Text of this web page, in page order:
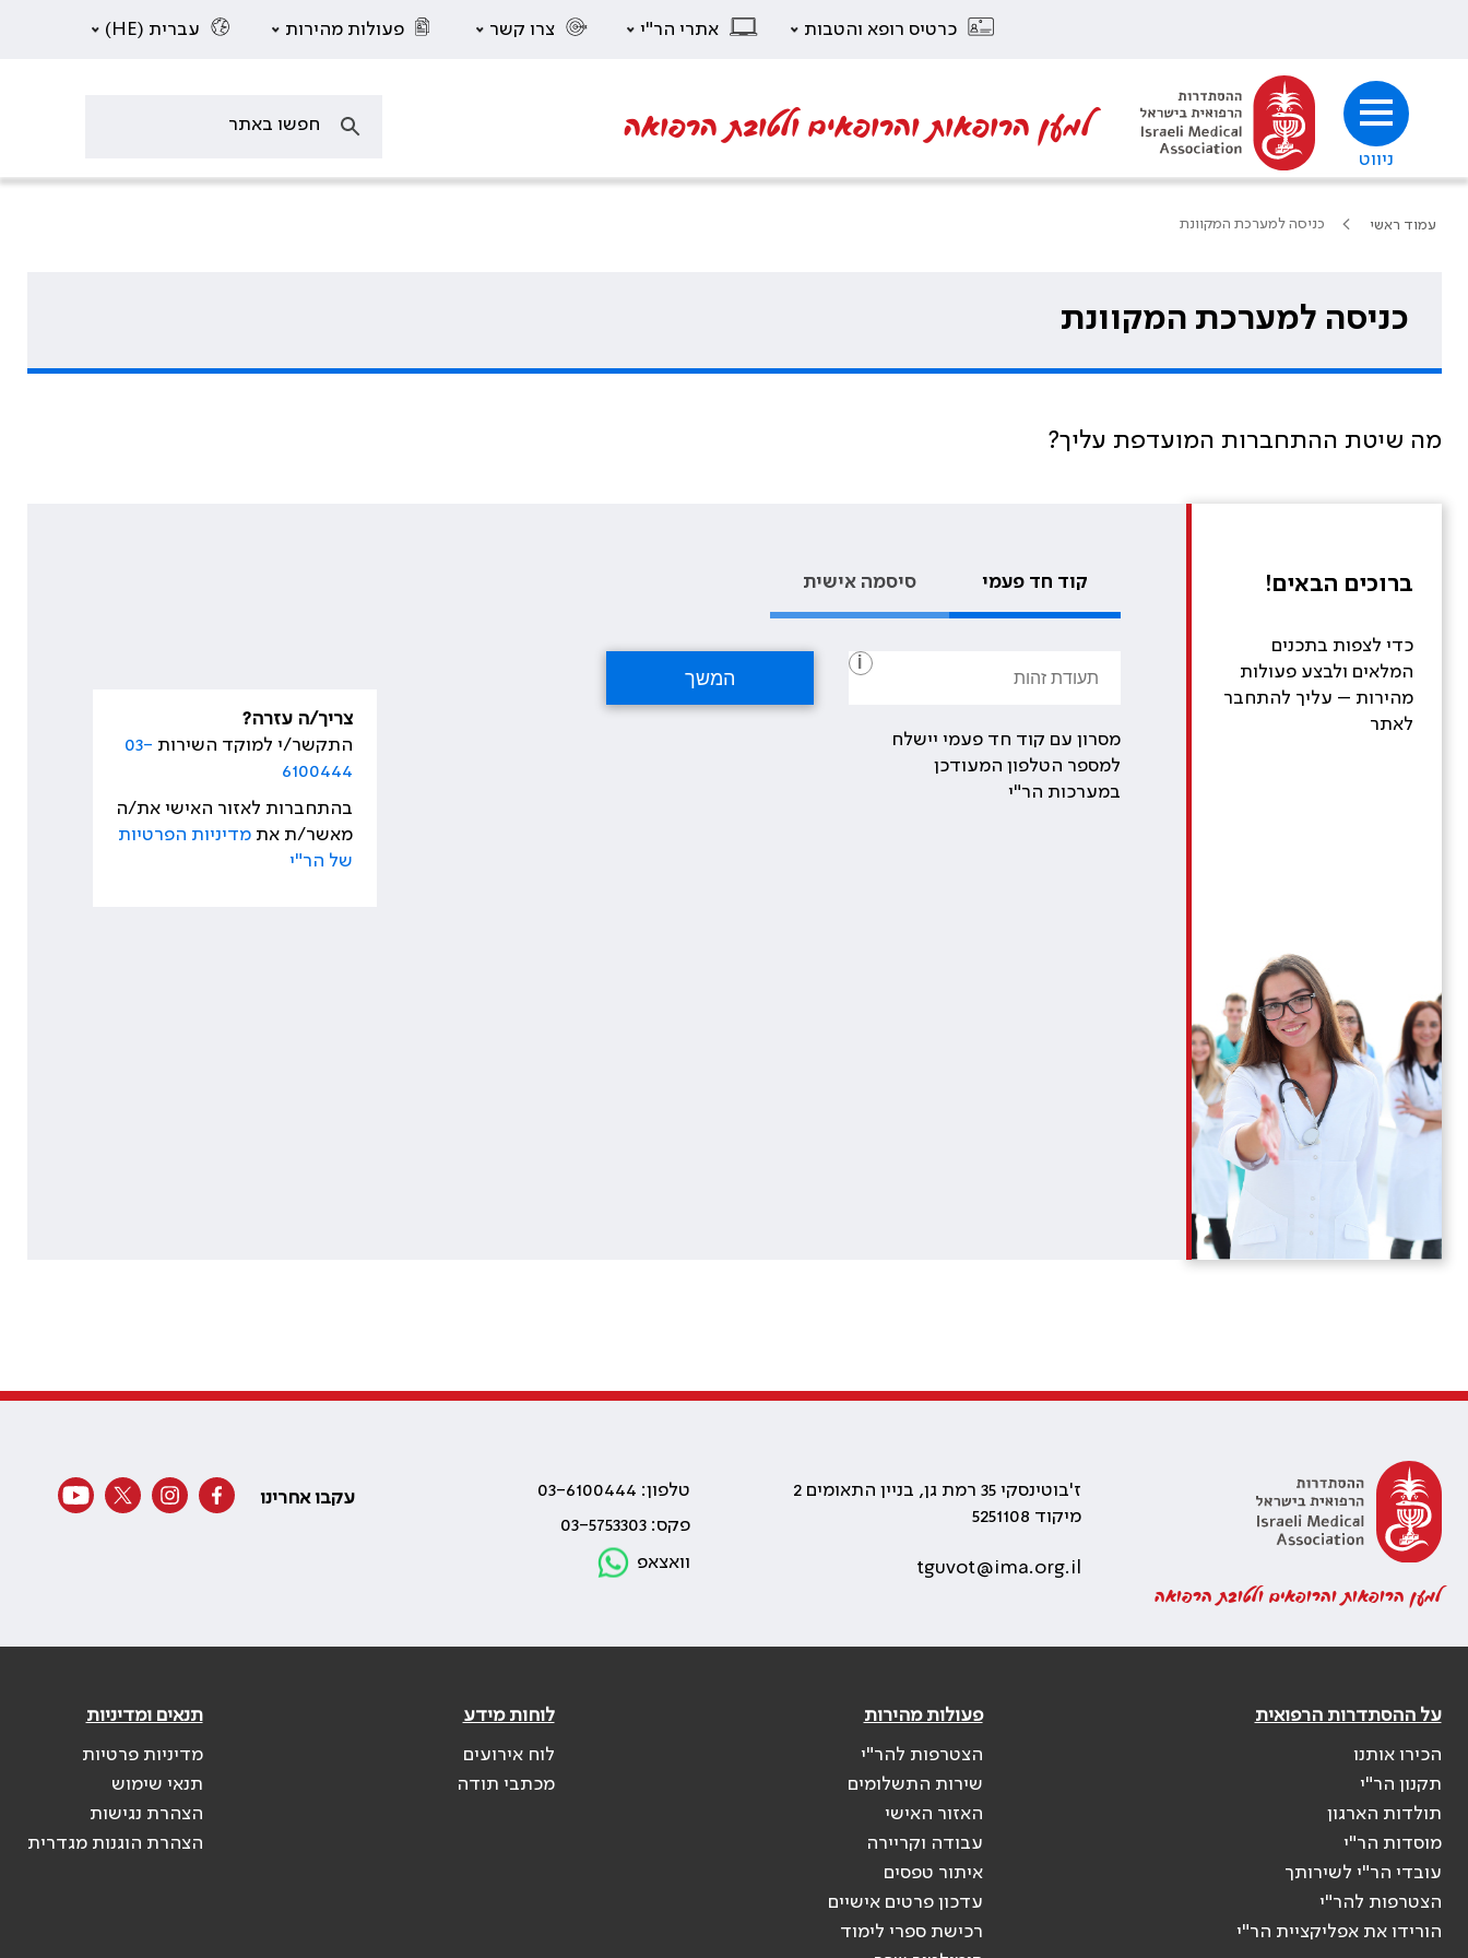
כרטיס רופא והטבות אתרי הר"י צרו קשר פעולות מהירות עברית (HE)
ניווט
למען הרופאות והרופאים ולטובת הרפואה
עמוד ראשי כניסה למערכת המקוונת
כניסה למערכת המקוונת
מה שיטת ההתחברות המועדפת עליך?
ברוכים הבאים!
כדי לצפות בתכנים
המלאים ולבצע פעולות
מהירות – עליך להתחבר
לאתר
קוד חד פעמי סיסמה אישית
i
מסרון עם קוד חד פעמי יישלח
למספר הטלפון המעודכן
במערכות הר"י
צריך/ה עזרה?
התקשר/י למוקד השירות 03-
6100444
בהתחברות לאזור האישי את/ה
מאשר/ת אתמדיניות הפרטיות
של הר"י
למען הרופאות והרופאים ולטובת הרפואה
ז'בוטינסקי 35 רמת גן, בניין התאומים 2
מיקוד 5251108
tguvot@ima.org.il
טלפון: 03-6100444
פקס: 03-5753303
וואצאפ
עקבו אחרינו
על ההסתדרות הרפואית
הכירו אותנו
תקנון הר"י
תולדות הארגון
מוסדות הר"י
עובדי הר"י לשירותך
הצטרפות להר"י
הורידו את אפליקציית הר"י
פעולות מהירות
הצטרפות להר"י
שירות התשלומים
האזור האישי
עבודה וקריירה
איתור טפסים
עדכון פרטים אישיים
רכישת ספרי לימוד
לוחות מידע
לוח אירועים
מכתבי תודה
תנאים ומדיניות
מדיניות פרטיות
תנאי שימוש
הצהרת נגישות
הצהרת הוגנות מגדרית